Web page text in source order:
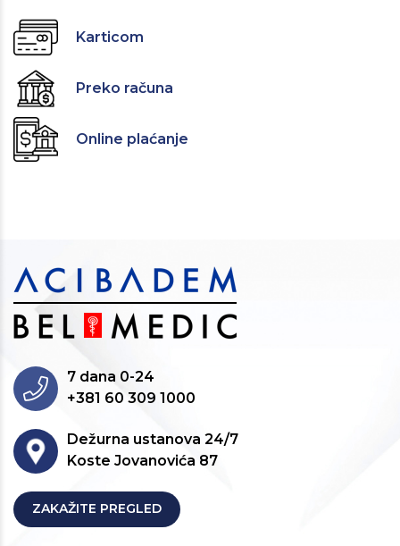
Karticom
Preko računa
Online plaćanje
7 dana 0-24
+381 60 309 1000
Dežurna ustanova 24/7
Koste Jovanovića 87
ZAKAŽITE PREGLED